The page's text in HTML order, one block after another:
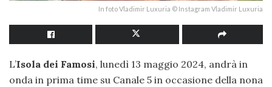
In foto Vladimir Luxuria © Instagram Vladimir Luxuria
L’Isola dei Famosi, lunedì 13 maggio 2024, andrà in
onda in prima time su Canale 5 in occasione della nona